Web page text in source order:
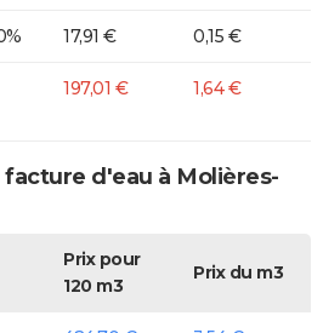
17,91 € 0,15 €
197,01 € 1,64 €
d'eau à Molières-
Prix pour
120 m3
Prix du m3